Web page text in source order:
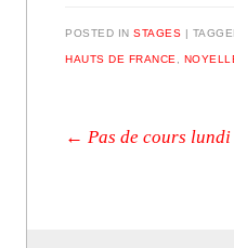
POSTED INSTAGES |
HAUTS DE FRANCE
Post
← Pas de cours